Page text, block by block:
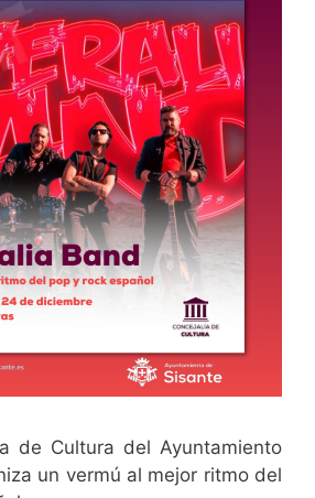
de Cultura del Ayuntamiento
un vermú al mejor ritmo del